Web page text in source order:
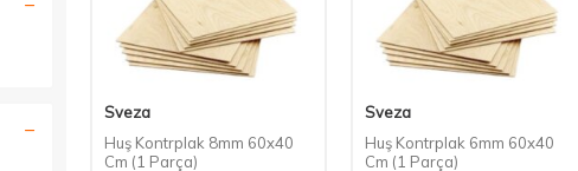
Sveza
Huş Kontrplak 8mm 60x40
Cm (1 Parça)
Sveza
Huş Kontrplak 6mm 60x40
Cm (1 Parça)